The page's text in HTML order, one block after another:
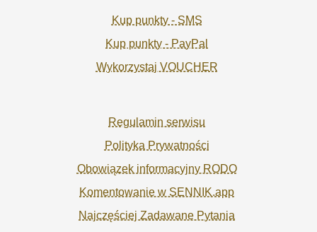
Kup punkty - SMS
Kup punkty - PayPal
Wykorzystaj VOUCHER
Regulamin serwisu
Polityka Prywatności
Obowiązek informacyjny RODO
Komentowanie w SENNIK.app
Najczęściej Zadawane Pytania